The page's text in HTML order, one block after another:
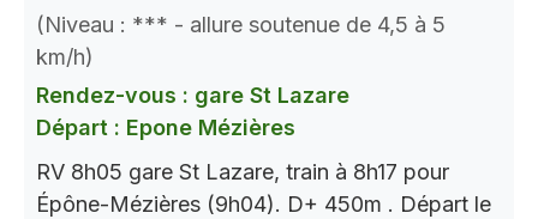
(Niveau : *** - allure soutenue de 4,5 à 5
km/h)
Rendez-vous : gare St Lazare
Départ : Epone Mézières
RV 8h05 gare St Lazare, train à 8h17 pour
Épône-Mézières (9h04). D+ 450m . Départ le